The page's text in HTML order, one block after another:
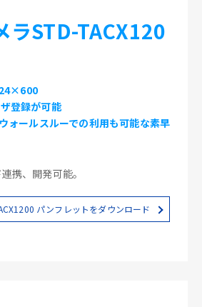
ラSTD-TACX120
登録が可能
ォールスルーでの利用も可能な素早
携、開発可能。
パンフレットをダウンロード